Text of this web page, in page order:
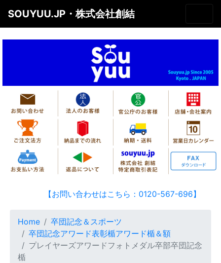
SOUYUU.JP・株式会社創結
【お問い合わせはこちら：0120-567-696】
Home
卒団記念＆スポーツ
卒団記念アワード表彰楯アワード楯＆額
プレイヤーズアワードフォトメダル卒部卒団記念
楯